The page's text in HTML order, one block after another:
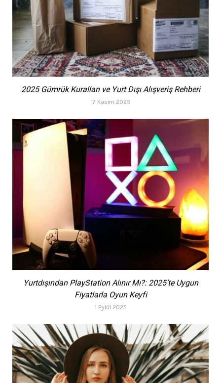
2025 Gümrük Kuralları ve Yurt Dışı Alışveriş Rehberi
17 Kasım 2025
Yurtdışından PlayStation Alınır Mı?: 2025’te Uygun
Fiyatlarla Oyun Keyfi
1 Eylül 2025